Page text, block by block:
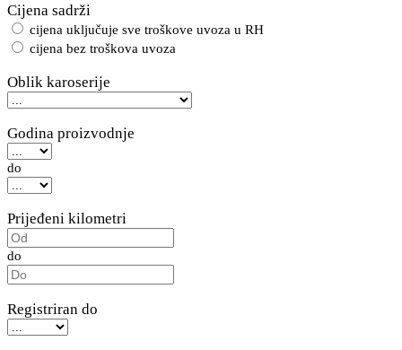
Cijena sadrži
cijena uključuje sve troškove uvoza u RH
cijena bez troškova uvoza
Oblik karoserije
Godina proizvodnje
do
Prijeđeni kilometri
do
Registriran do